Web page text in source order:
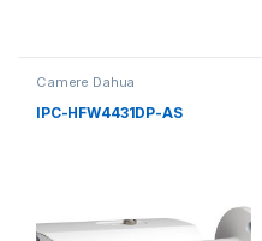
Camere Dahua
IPC-HFW4431DP-AS